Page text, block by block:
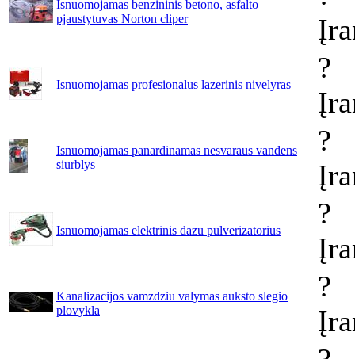
Isnuomojamas benzininis betono, asfalto
pjaustytuvas Norton cliper
Isnuomojamas profesionalus lazerinis nivelyras
?
Isnuomojamas panardinamas nesvaraus vandens
siurblys
?
Isnuomojamas elektrinis dazu pulverizatorius
?
Kanalizacijos vamzdziu valymas auksto slegio
plovykla
?